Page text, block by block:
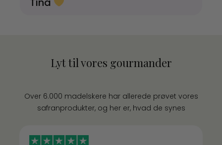
Lyt til vores gourmander
Over 6.000 madelskere har allerede prøvet vores
safranprodukter, og her er, hvad de synes